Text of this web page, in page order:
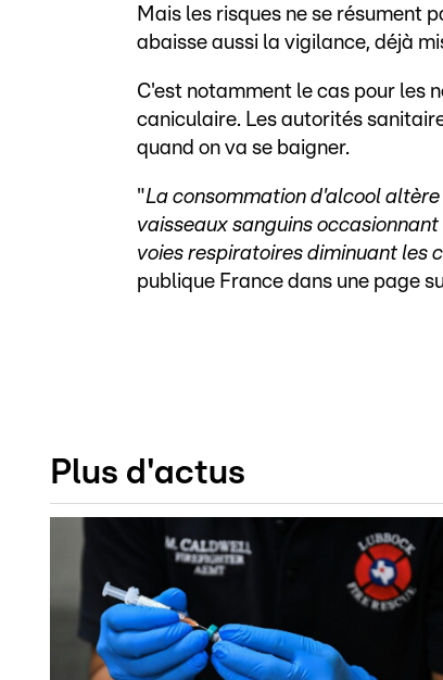
Mais les risques ne se résument
abaisse aussi la vigilance, déjà
C'est notamment le cas pour les
caniculaire. Les autorités
quand on va se baigner.
"La consommation d'alcool
vaisseaux sanguins
voies respiratoires diminuant les
publique France dans une page
Plus d'actus